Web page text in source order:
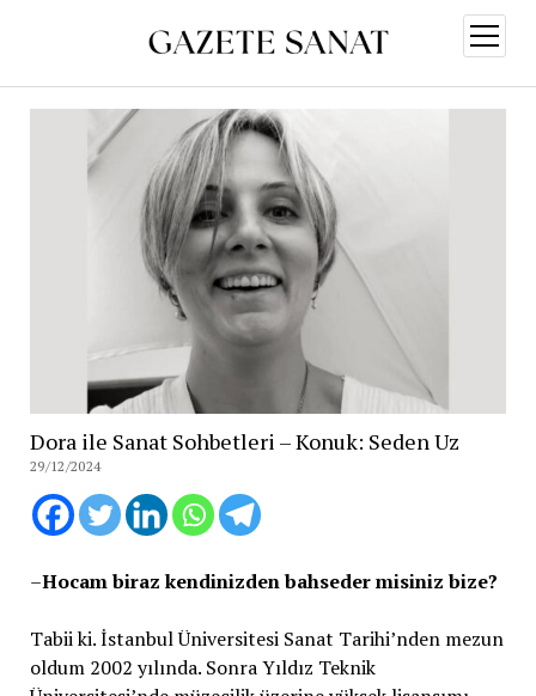
aç
Dora ile Sanat Sohbetleri – Konuk: Seden Uz
29/12/2024
–Hocam biraz kendinizden bahseder misiniz bize?
Tabii ki. İstanbul Üniversitesi Sanat Tarihi’nden mezun
oldum 2002 yılında. Sonra Yıldız Teknik